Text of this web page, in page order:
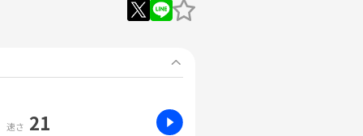
速さ 21